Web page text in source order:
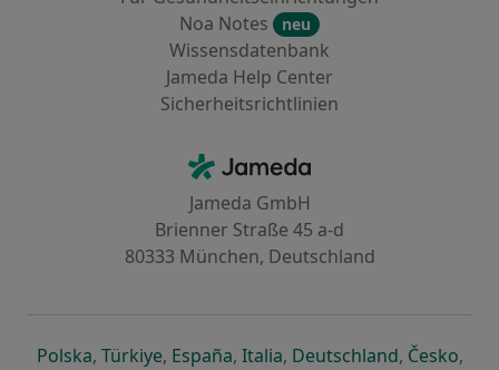
Noa Notes
neu
Wissensdatenbank
Jameda Help Center
Sicherheitsrichtlinien
Jameda - Startseite
Jameda GmbH
Brienner Straße 45 a-d
80333 München, Deutschland
Polskaöffnet in einer neuen Registerkarte
, Türkiyeöffnet in einer neuen Registerkarte
, Españaöffnet in einer neuen
, Italiaöffnet in einer neuen
, Deutschlandöffnet in
, Česko,